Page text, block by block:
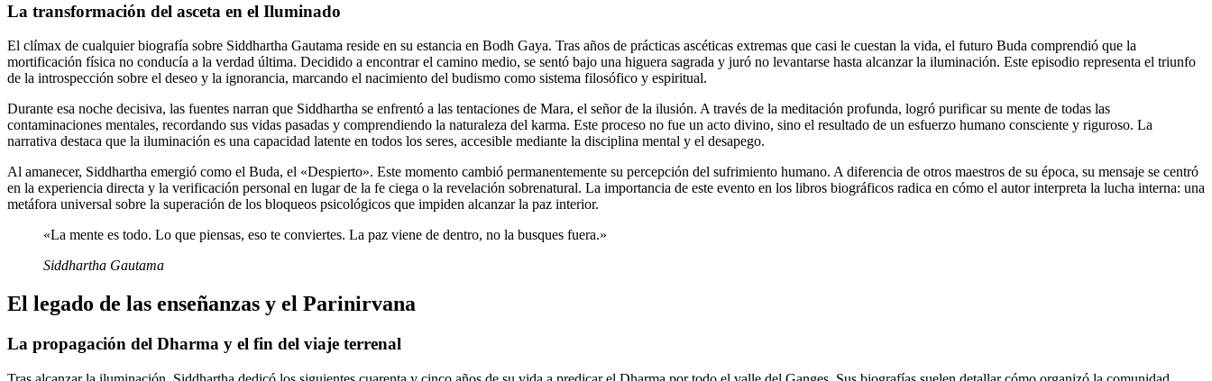
La transformación del asceta en el Iluminado
El clímax de cualquier biografía sobre Siddhartha Gautama reside en su estancia en Bodh Gaya. Tras años de prácticas ascéticas extremas que casi le cuestan la vida, el futuro Buda comprendió que la
mortificación física no conducía a la verdad última. Decidido a encontrar el camino medio, se sentó bajo una higuera sagrada y juró no levantarse hasta alcanzar la iluminación. Este episodio representa el triunfo
de la introspección sobre el deseo y la ignorancia, marcando el nacimiento del budismo como sistema filosófico y espiritual.
Durante esa noche decisiva, las fuentes narran que Siddhartha se enfrentó a las tentaciones de Mara, el señor de la ilusión. A través de la meditación profunda, logró purificar su mente de todas las
contaminaciones mentales, recordando sus vidas pasadas y comprendiendo la naturaleza del karma. Este proceso no fue un acto divino, sino el resultado de un esfuerzo humano consciente y riguroso. La
narrativa destaca que la iluminación es una capacidad latente en todos los seres, accesible mediante la disciplina mental y el desapego.
Al amanecer, Siddhartha emergió como el Buda, el «Despierto». Este momento cambió permanentemente su percepción del sufrimiento humano. A diferencia de otros maestros de su época, su mensaje se centró
en la experiencia directa y la verificación personal en lugar de la fe ciega o la revelación sobrenatural. La importancia de este evento en los libros biográficos radica en cómo el autor interpreta la lucha interna: una
metáfora universal sobre la superación de los bloqueos psicológicos que impiden alcanzar la paz interior.
«La mente es todo. Lo que piensas, eso te conviertes. La paz viene de dentro, no la busques fuera.»
Siddhartha Gautama
El legado de las enseñanzas y el Parinirvana
La propagación del Dharma y el fin del viaje terrenal